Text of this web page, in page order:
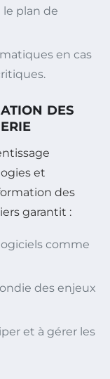
plan de
en cas
DES
et
des
garantit :
comme
des enjeux
et à gérer les